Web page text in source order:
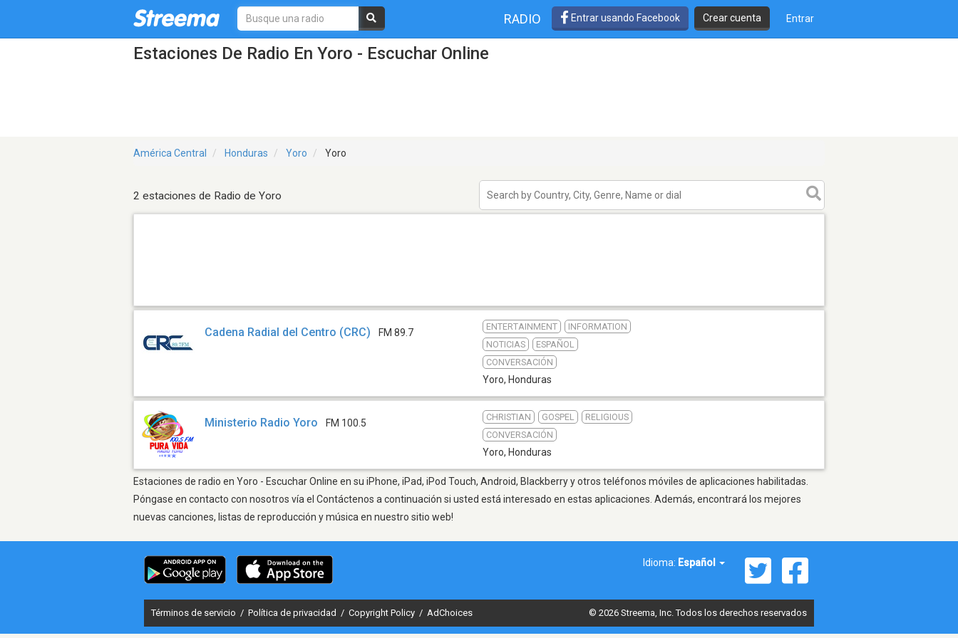
RADIO Entrar usando Facebook Crear cuenta Entrar
Estaciones De Radio En Yoro - Escuchar Online
América Central Honduras Yoro Yoro
2 estaciones de Radio de Yoro
Cadena Radial del Centro (CRC) FM 89.7
ENTERTAINMENT
INFORMATION
NOTICIAS
ESPAÑOL
CONVERSACIÓN
Yoro, Honduras
Ministerio Radio Yoro FM 100.5
CHRISTIAN GOSPEL
RELIGIOUS
CONVERSACIÓN
Yoro, Honduras
Estaciones de radio en Yoro - Escuchar Online en su iPhone, iPad, iPod Touch, Android, Blackberry y otros teléfonos móviles de aplicaciones habilitadas.
Póngase en contacto con nosotros vía el Contáctenos a continuación si usted está interesado en estas aplicaciones. Además, encontrará los mejores
nuevas canciones, listas de reproducción y música en nuestro sitio web!
Idioma: Español
Términos de servicio / Política de privacidad / Copyright Policy / AdChoices © 2026 Streema, Inc. Todos los derechos reservados